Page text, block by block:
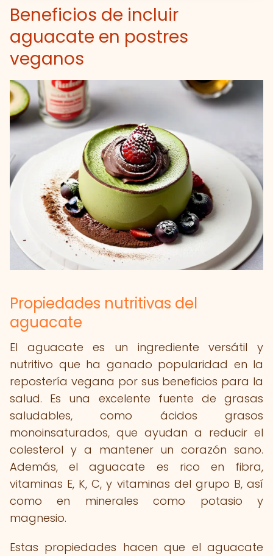
Beneficios de incluir
aguacate en postres
veganos
Propiedades nutritivas del
aguacate
El aguacate es un ingrediente versátil y
nutritivo que ha ganado popularidad en la
repostería vegana por sus beneficios para la
salud. Es una excelente fuente de grasas
saludables, como ácidos grasos
monoinsaturados, que ayudan a reducir el
colesterol y a mantener un corazón sano.
Además, el aguacate es rico en fibra,
vitaminas E, K, C, y vitaminas del grupo B, así
como en minerales como potasio y
magnesio.
Estas propiedades hacen que el aguacate